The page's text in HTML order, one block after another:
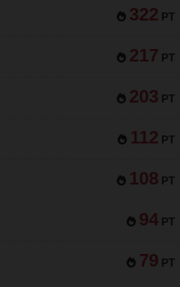
322 PT
217 PT
203 PT
112 PT
108 PT
94 PT
79 PT